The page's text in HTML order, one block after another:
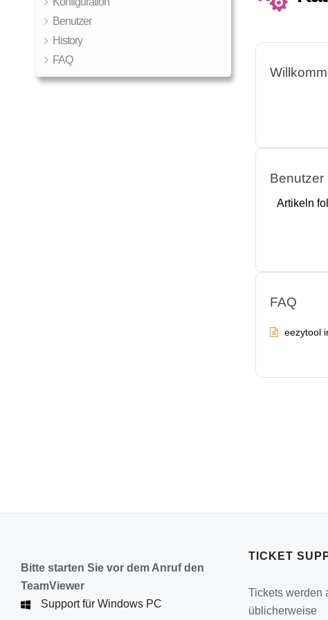
Benutzer
History
FAQ
Benutzer
Artikeln
FAQ
eezytool
Bitte starten Sie vor dem Anruf den
TeamViewer
Support für Windows PC
TICKET
Tickets werden
üblicherweise